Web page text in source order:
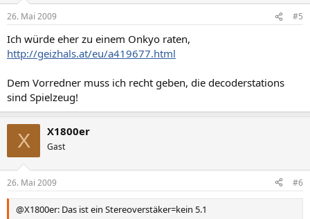
26. Mai 2009 #5
Ich würde eher zu einem Onkyo raten,
http://geizhals.at/eu/a419677.html
Dem Vorredner muss ich recht geben, die decoderstations
sind Spielzeug!
X X1800er
Gast
26. Mai 2009 #6
@X1800er: Das ist ein Stereoverstäker=kein 5.1